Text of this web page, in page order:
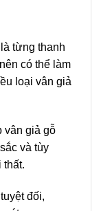
từng thanh
có thể làm
loại vân giả
vân giả gỗ
và tùy
thất.
đối,